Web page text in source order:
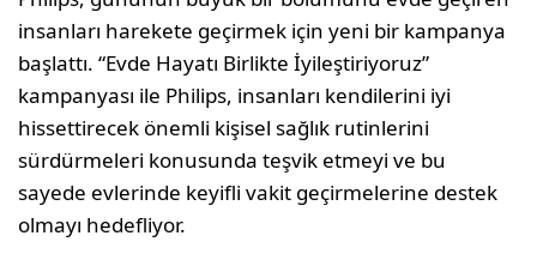
insanları harekete geçirmek için yeni bir kampanya
başlattı. “Evde Hayatı Birlikte İyileştiriyoruz”
kampanyası ile Philips, insanları kendilerini iyi
hissettirecek önemli kişisel sağlık rutinlerini
sürdürmeleri konusunda teşvik etmeyi ve bu
sayede evlerinde keyifli vakit geçirmelerine destek
olmayı hedefliyor.